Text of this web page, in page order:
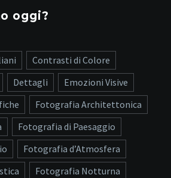
oggi?
Contrasti di Colore
Dettagli
Emozioni Visive
Fotografia Architettonica
Fotografia di Paesaggio
Fotografia d’Atmosfera
Fotografia Notturna